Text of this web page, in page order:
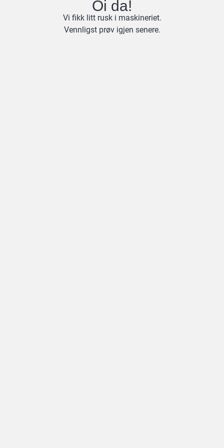
Oi da!
Vi fikk litt rusk i maskineriet.
Vennligst prøv igjen senere.